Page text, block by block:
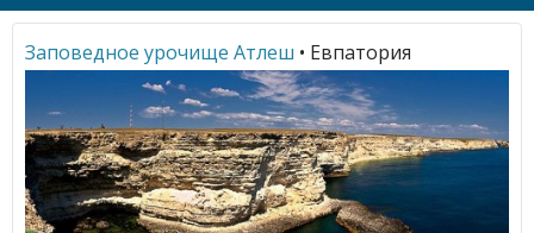
Заповедное урочище Атлеш • Евпатория